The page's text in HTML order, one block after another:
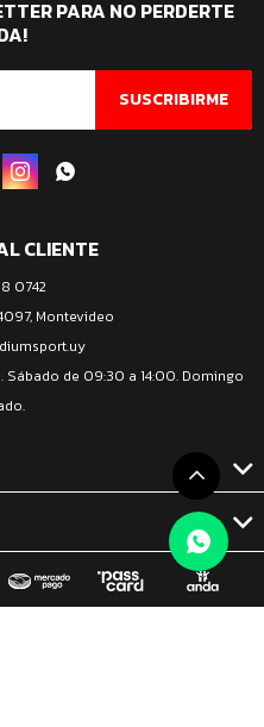
CLIENTE
0742
Montevideo
Sábado de 09:30 a 14:00. Domingo
PARA NO PERDERTE
SUSCRIBIRME
 